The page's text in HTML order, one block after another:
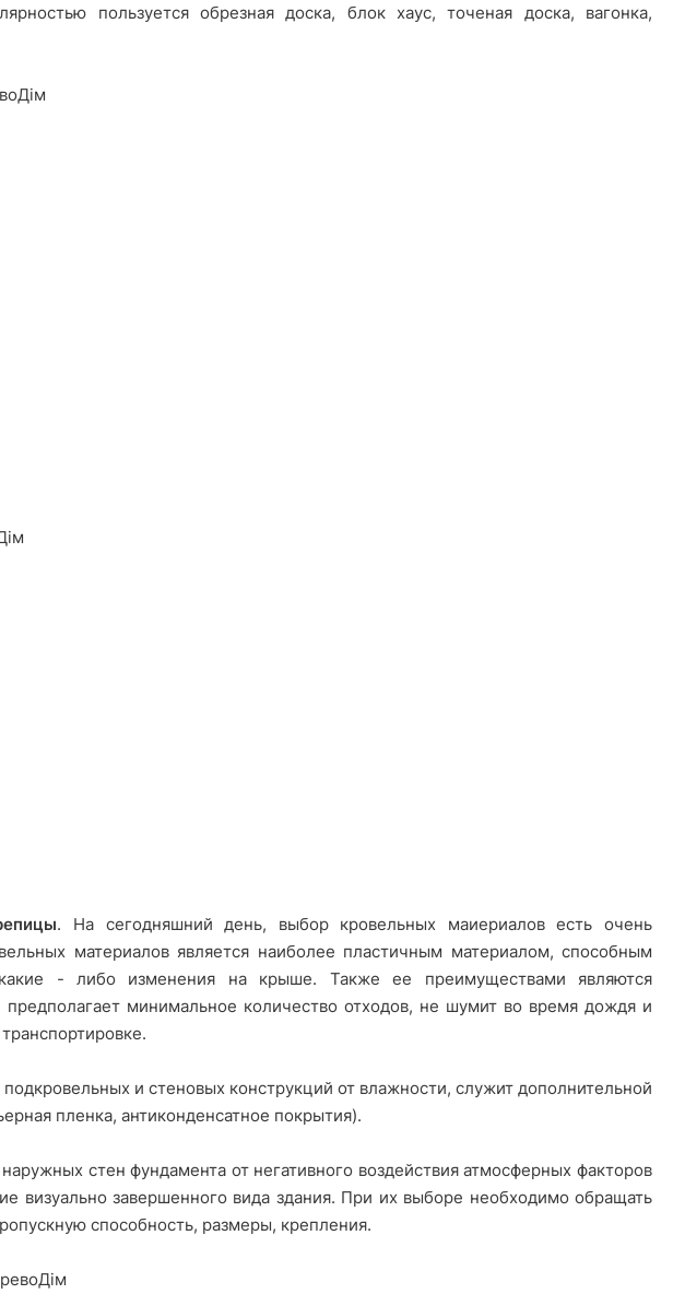
пользуется обрезная доска, блок хаус, точеная доска, вагонка,
. На сегодняшний день, выбор кровельных маиериалов есть очень
материалов является наиболее пластичным материалом, способным
- либо изменения на крыше. Также ее преимуществами являются
минимальное количество отходов, не шумит во время дождя и
и стеновых конструкций от влажности, служит дополнительной
пленка, антиконденсатное покрытия).
стен фундамента от негативного воздействия атмосферных факторов
визуально завершенного вида здания. При их выборе необходимо обращать
способность, размеры, крепления.